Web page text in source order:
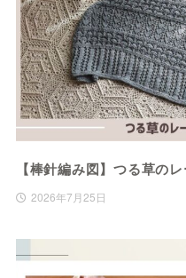
【棒針編み図】つる草の
2026年7月25日